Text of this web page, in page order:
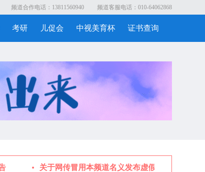
频道合作电话：13811560940 频道客服电话：010-64062868
考研 儿促会 中视美育杯 证书查询
关于网传冒用本频道名义发布虚假晚会邀请函的